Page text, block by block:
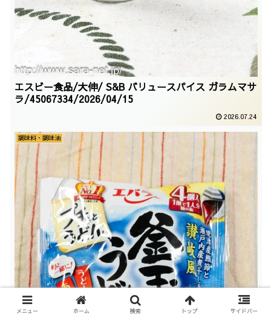
エスビー食品/大伸/ S&B バリュースパイス ガラムマサ
ラ/45067334/2026/04/15
2026.07.24
調味料・調味油
メニュー ホーム 検索 トップ サイドバー